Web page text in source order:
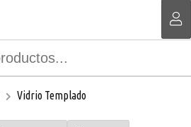
Vidrio Templado